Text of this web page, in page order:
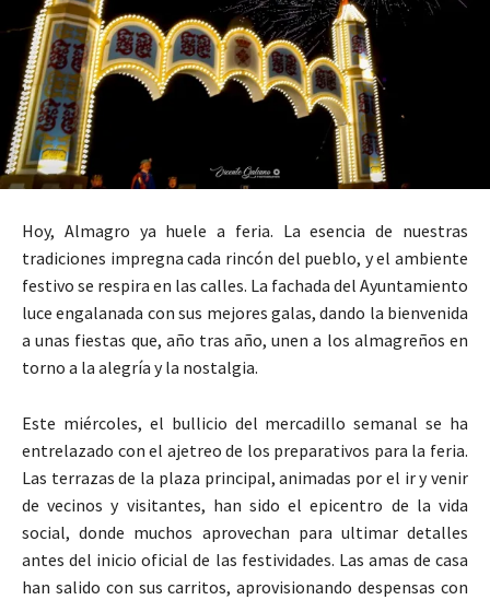
Hoy, Almagro ya huele a feria. La esencia de nuestras
tradiciones impregna cada rincón del pueblo, y el ambiente
festivo se respira en las calles. La fachada del Ayuntamiento
luce engalanada con sus mejores galas, dando la bienvenida
a unas fiestas que, año tras año, unen a los almagreños en
torno a la alegría y la nostalgia.
Este miércoles, el bullicio del mercadillo semanal se ha
entrelazado con el ajetreo de los preparativos para la feria.
Las terrazas de la plaza principal, animadas por el ir y venir
de vecinos y visitantes, han sido el epicentro de la vida
social, donde muchos aprovechan para ultimar detalles
antes del inicio oficial de las festividades. Las amas de casa
han salido con sus carritos, aprovisionando despensas con